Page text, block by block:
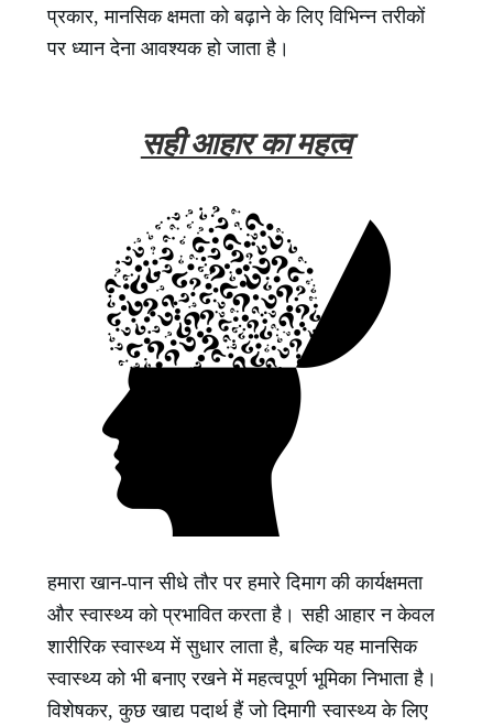
प्रकार, मानसिक क्षमता को बढ़ाने के लिए विभिन्न तरीकों
पर ध्यान देना आवश्यक हो जाता है।
सही आहार का महत्व
हमारा खान-पान सीधे तौर पर हमारे दिमाग की कार्यक्षमता
और स्वास्थ्य को प्रभावित करता है। सही आहार न केवल
शारीरिक स्वास्थ्य में सुधार लाता है, बल्कि यह मानसिक
स्वास्थ्य को भी बनाए रखने में महत्वपूर्ण भूमिका निभाता है।
विशेषकर, कुछ खाद्य पदार्थ हैं जो दिमागी स्वास्थ्य के लिए